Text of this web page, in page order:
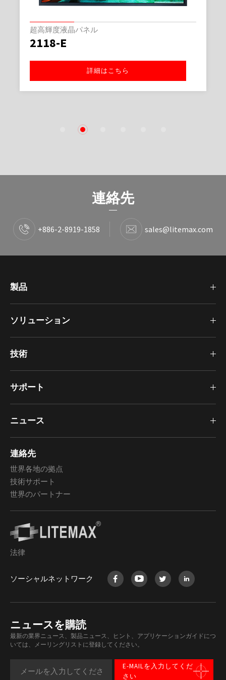
超高輝度液晶パネル
2118-E
詳細はこちら
2
連絡先
+886-2-8919-1858 sales@litemax.com
製品
ソリューション
技術
サポート
ニュース
連絡先
世界各地の拠点
技術サポート
世界のパートナー
法律
ソーシャルネットワーク
ニュースを購読
最新の業界ニュース、製品ニュース、ヒント、アプリケーションガイドにつ
いては、メーリングリストに登録してください。
E-MAILを入力してくだ
さい